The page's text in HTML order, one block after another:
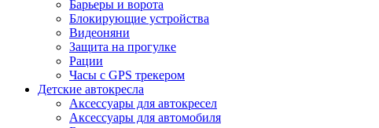
Барьеры и ворота
Блокирующие устройства
Видеоняни
Защита на прогулке
Рации
Часы с GPS трекером
Детские автокресла
Аксессуары для автокресел
Аксессуары для автомобиля